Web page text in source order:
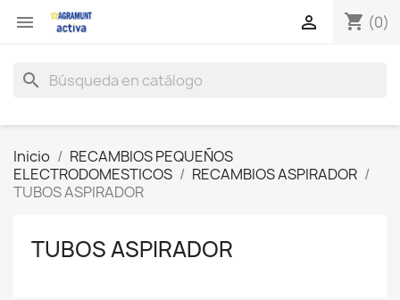
 shopping_cart (0)

search
Inicio
RECAMBIOS PEQUEÑOS
ELECTRODOMESTICOS
RECAMBIOS ASPIRADOR
TUBOS ASPIRADOR
TUBOS ASPIRADOR